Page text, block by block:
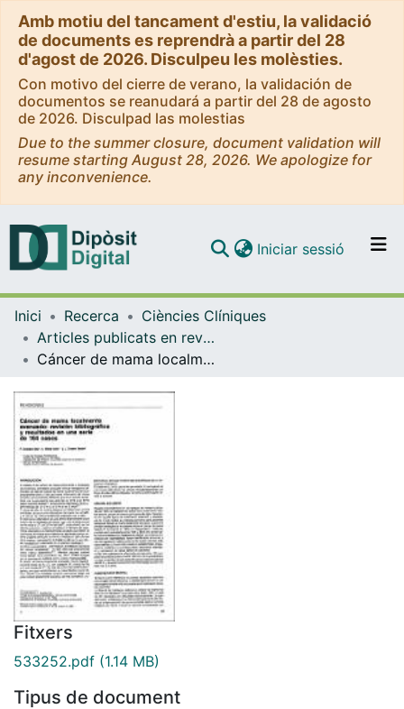
Amb motiu del tancament d'estiu, la validació
de documents es reprendrà a partir del 28
d'agost de 2026. Disculpeu les molèsties.
Con motivo del cierre de verano, la validación de
documentos se reanudará a partir del 28 de agosto
de 2026. Disculpad las molestias
Due to the summer closure, document validation will
resume starting August 28, 2026. We apologize for
any inconvenience.
Navega per tot el DD
Iniciar sessió (current)
Inici Recerca
Ciències Clíniques
Articles publicats en revistes (Ciències Clíniques)
Cáncer de mama localmente avanzado: revisión bibliográfica y resultados en una serie de 164 casos
Fitxers
533252.pdf (1.14 MB)
Tipus de document